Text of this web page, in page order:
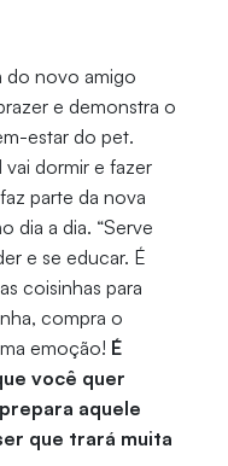
do novo amigo
e demonstra o
estar do pet.
vai dormir e fazer
parte da nova
dia a dia. “Serve
e se educar. É
coisinhas para
compra o
emoção! É
você quer
aquele
que trará muita